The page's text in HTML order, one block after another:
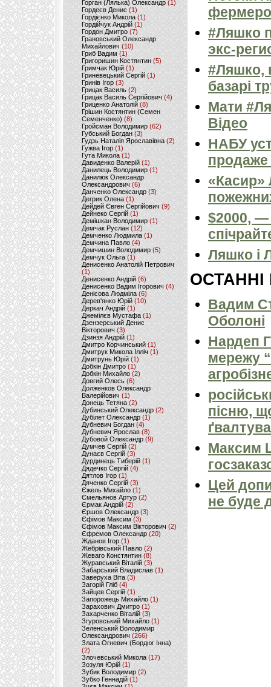
Горган (Лялька) Олександр(1)
Гордеєв Денис (1)
Гордієнко Микола (1)
Гордійчук Андрій (1)
Гордон Дмитро (7)
Грановський Олександр
Михайлович (10)
Гриб Вадим (1)
Григоришин Костянтин (5)
Гримчак Юрій(1)
Гриневецький Сергій(1)
Гринів Ігор (3)
Грицак Василь (2)
Грицак Василь Сергійович (4)
Гриценко Анатолій (8)
Грішин Костянтин (Семен
Семенченко)(8)
Гройсман Володимир(62)
Губський Богдан (3)
Гудзь Наталія Ярославівна(2)
Гужва Ігор (1)
Гута Микола (1)
Давиденко Валерій (1)
Данилець Володимир(1)
Данилюк Олександр
Олександрович (6)
Данченко Олександр (3)
Дегрик Олена(1)
Дейдей Євген Сергійович(9)
Дейнеко Сергій (1)
Демішкан Володимир(1)
Демчак Руслан (12)
Демченко Людмила (1)
Демчина Павло (4)
Демчишин Володимир (5)
Демчук Ольга(1)
Денисенко Анатолій Петрович
(1)
Денисенко Андрій (6)
Денисенко Вадим Ігорович (4)
Денісова Людміла(6)
Дерев'янко Юрій(10)
Деркач Андрій(1)
Джемілєв Мустафа (1)
Дзензерський Денис
Вікторович (3)
Дзинзя Андрій (1)
Дмитро Корчинський (1)
Дмитрук Микола Ілліч (1)
Дмитрунь Юрій (1)
Добкін Дмитро(1)
Добкін Михайло (2)
Довгий Олесь (6)
Долженков Олександр
Валерійович (1)
Донець Тетяна (2)
Дубинський Олександр(2)
Дубілет Олександр (1)
Дубневич Богдан (4)
Дубневич Ярослав (8)
Дубовой Олександр(9)
Думчев Сергій (2)
Дунаєв Сергій(3)
Дурдинець Тиберій (1)
Дядечко Сергій (4)
Дятлов Ігор (1)
Дяченко Сергій (3)
Єжель Михайло (1)
Ємельянов Артур (2)
Єрмак Андрій (2)
Єршов Олександр (3)
Єфімов Максим (3)
Єфімов Максим Вікторович (2)
Єфремов Олександр (20)
Жданов Ігор (1)
Жебрівський Павло (2)
Жеваго Констянтин (8)
Журавський Віталій (3)
Забарський Владислав (1)
Заверуха Віта (3)
Загорій Гліб (4)
Зайцев Сергій(1)
Запорожець Михайло (1)
Зарахович Дмитро (1)
Захарченко Віталій (3)
Згуровський Михайло (1)
Зеленський Володимир
Олександрович (266)
Злата Огневич (Бордюг Інна)
(2)
Злочевський Микола(17)
Зозуля Юрій (1)
Зубик Володимир (2)
Зубко Геннадій (1)
#Ляшко
экс-
#Ляшко,
базарі
Мати
Відео
НАБУ
«Касир»
$2000, —
Ляшко і
ОСТАННІ
Вадим
Оболоні
Нардеп
мережу
пісню,
Максим
Цей
не буде